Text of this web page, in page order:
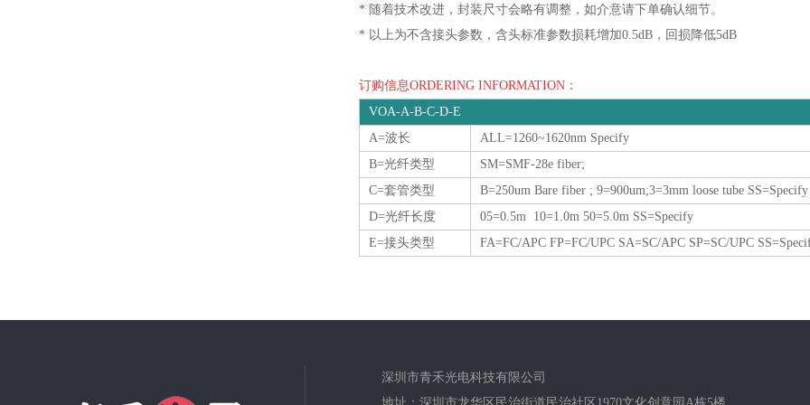
* 随着技术改进，封装尺寸会略有调整，如介意请下单确认细节。
* 以上为不含接头参数，含头标准参数损耗增加0.5dB，回损降低5dB
订购信息ORDERING INFORMATION：
VOA-A-B-C-D-E
A=波长
ALL=1260~1620nm Specify
B=光纤类型
SM=SMF-28e fiber;
C=套管类型
B=250um Bare fiber ; 9=900um;3=3mm loose tube SS=Specify
D=光纤长度
05=0.5m 10=1.0m 50=5.0m SS=Specify
E=接头类型
FA=FC/APC FP=FC/UPC SA=SC/APC SP=SC/UPC
深圳市青禾光电科技有限公司